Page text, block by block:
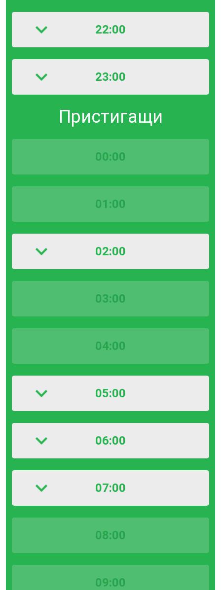
22:00
23:00
Пристигащи
00:00
01:00
02:00
03:00
04:00
05:00
06:00
07:00
08:00
09:00